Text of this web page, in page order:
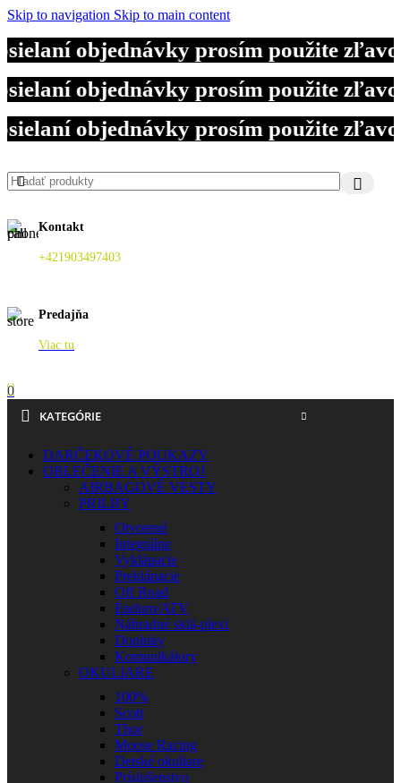
Skip to navigation Skip to main content
objednávky prosím použite zľavový
objednávky prosím použite zľavový
objednávky prosím použite zľavový
Kontakt
+421903497403
Predajňa
Viac tu
0
KATEGÓRIE
DARČEKOVÉ POUKAZY
OBLEČENIE A VÝSTROJ
AIRBAGOVÉ VESTY
PRILBY
Otvorené
Integrálne
Vyklápacie
Preklápacie
Off Road
Enduro/ATV
Náhradné sklá-plexi
Doplnky
Komunikátory
OKULIARE
100%
Scott
Thor
Moose Racing
Detské okuliare
Príslušenstvo